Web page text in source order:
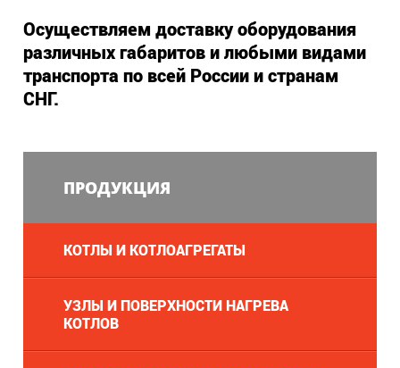
Осуществляем доставку оборудования
различных габаритов и любыми видами
транспорта по всей России и странам
СНГ.
ПРОДУКЦИЯ
КОТЛЫ И КОТЛОАГРЕГАТЫ
УЗЛЫ И ПОВЕРХНОСТИ НАГРЕВА
КОТЛОВ